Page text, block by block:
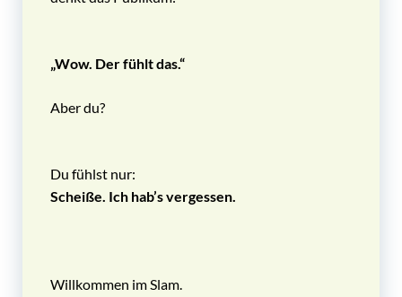
„Wow. Der fühlt das.“
Aber du?
Du fühlst nur:
Scheiße. Ich hab’s vergessen.
Willkommen im Slam.